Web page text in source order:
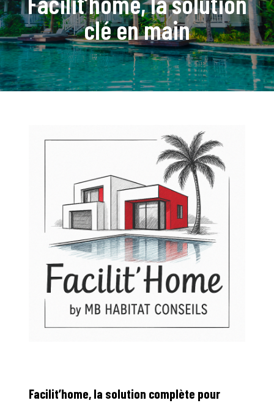
clé en main
Facilit’home, la solution complète pour